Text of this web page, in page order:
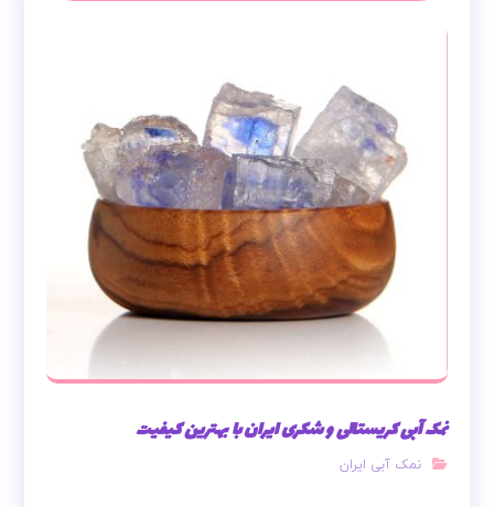
نمک آبی کریستالی و شکری ایران با بهترین کیفیت
نمک آبی ایران